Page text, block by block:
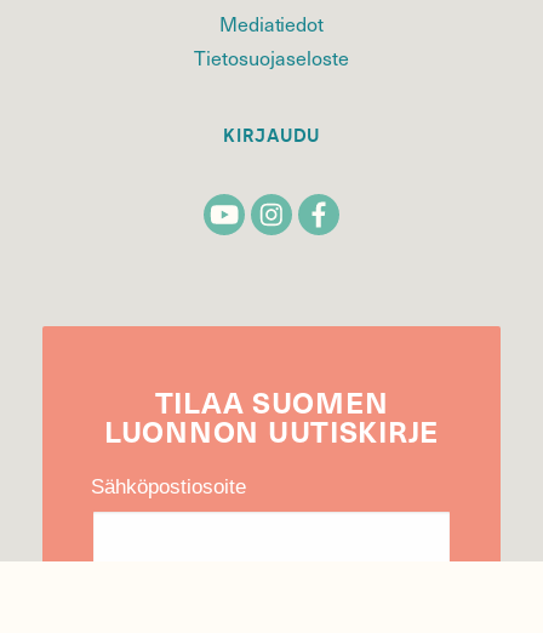
Mediatiedot
Tietosuojaseloste
KIRJAUDU
TILAA SUOMEN
LUONNON UUTIS­KIRJE
Sähköpostiosoite